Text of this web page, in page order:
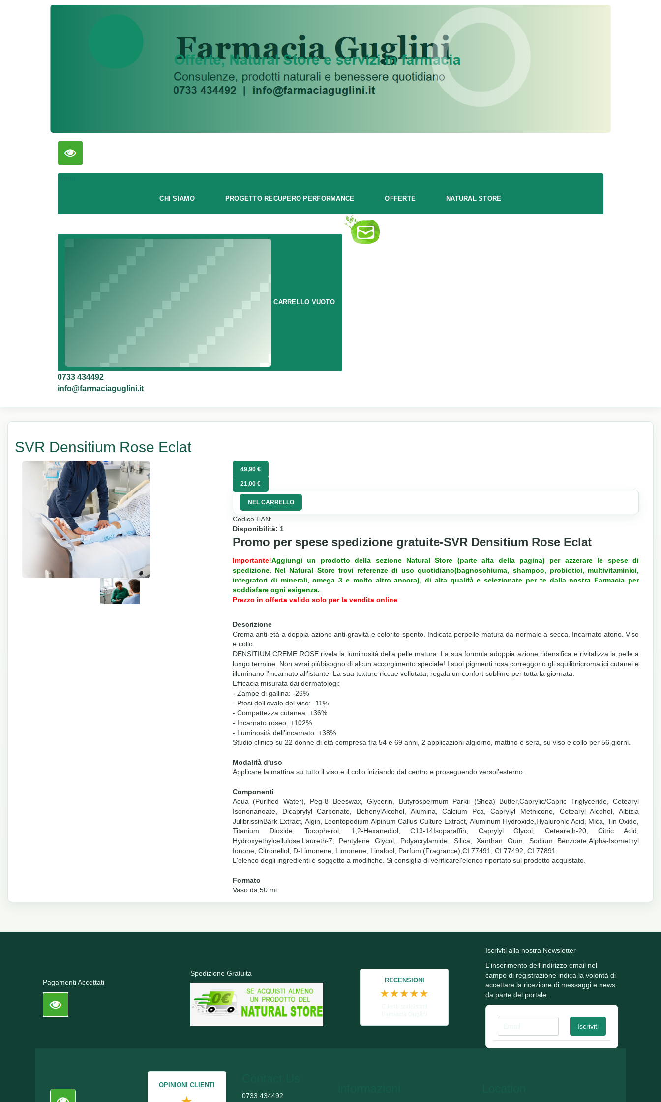
CHI SIAMO PROGETTO RECUPERO PERFORMANCE OFFERTE NATURAL STORE
CARRELLO VUOTO
0733 434492
info@farmaciaguglini.it
SVR Densitium Rose Eclat
49,90 €
21,00 €
NEL CARRELLO
Codice EAN:
Disponibilità: 1
Promo per spese spedizione gratuite-SVR Densitium Rose Eclat
Importante!Aggiungi un prodotto della sezione Natural Store (parte alta della pagina) per azzerare le spese di
spedizione. Nel Natural Store trovi referenze di uso quotidiano(bagnoschiuma, shampoo, probiotici, multivitaminici,
integratori di minerali, omega 3 e molto altro ancora), di alta qualità e selezionate per te dalla nostra Farmacia per
soddisfare ogni esigenza.
Prezzo in offerta valido solo per la vendita online
Descrizione
Crema anti-età a doppia azione anti-gravità e colorito spento. Indicata perpelle matura da normale a secca. Incarnato atono. Viso
e collo.
DENSITIUM CREME ROSE rivela la luminosità della pelle matura. La sua formula adoppia azione ridensifica e rivitalizza la pelle a
lungo termine. Non avrai piùbisogno di alcun accorgimento speciale! I suoi pigmenti rosa correggono gli squilibricromatici cutanei e
illuminano l’incarnato all’istante. La sua texture riccae vellutata, regala un confort sublime per tutta la giornata.
Efficacia misurata dai dermatologi:
- Zampe di gallina: -26%
- Ptosi dell’ovale del viso: -11%
- Compattezza cutanea: +36%
- Incarnato roseo: +102%
- Luminosità dell’incarnato: +38%
Studio clinico su 22 donne di età compresa fra 54 e 69 anni, 2 applicazioni algiorno, mattino e sera, su viso e collo per 56 giorni.
Modalità d'uso
Applicare la mattina su tutto il viso e il collo iniziando dal centro e proseguendo versol’esterno.
Componenti
Aqua (Purified Water), Peg-8 Beeswax, Glycerin, Butyrospermum Parkii (Shea) Butter,Caprylic/Capric Triglyceride, Cetearyl
Isononanoate, Dicaprylyl Carbonate, BehenylAlcohol, Alumina, Calcium Pca, Caprylyl Methicone, Cetearyl Alcohol, Albizia
JulibrissinBark Extract, Algin, Leontopodium Alpinum Callus Culture Extract, Aluminum Hydroxide,Hyaluronic Acid, Mica, Tin Oxide,
Titanium Dioxide, Tocopherol, 1,2-Hexanediol, C13-14Isoparaffin, Caprylyl Glycol, Ceteareth-20, Citric Acid,
Hydroxyethylcellulose,Laureth-7, Pentylene Glycol, Polyacrylamide, Silica, Xanthan Gum, Sodium Benzoate,Alpha-Isomethyl
Ionone, Citronellol, D-Limonene, Limonene, Linalool, Parfum (Fragrance),CI 77491, CI 77492, CI 77891.
L'elenco degli ingredienti è soggetto a modifiche. Si consiglia di verificarel'elenco riportato sul prodotto acquistato.
Formato
Vaso da 50 ml
Pagamenti Accettati
Spedizione Gratuita
RECENSIONI
★★★★★
Iscriviti alla nostra Newsletter
L'inserimento dell'indirizzo email nel
campo di registrazione indica la volontà di
accettare la ricezione di messaggi e news
da parte del portale.
OPINIONI CLIENTI
0733 434492